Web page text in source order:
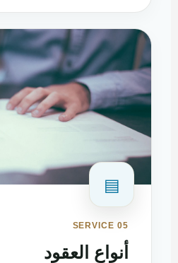
▤
SERVICE 05
أنواع العقود